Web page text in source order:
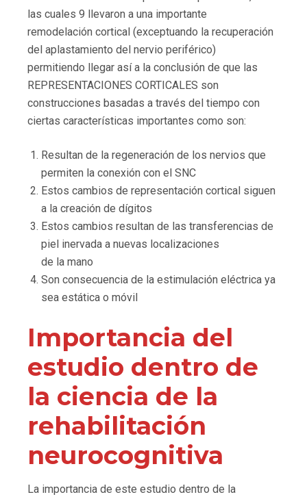
las cuales 9 llevaron a una importante
remodelación cortical (exceptuando la recuperación
del aplastamiento del nervio periférico)
permitiendo llegar así a la conclusión de que las
REPRESENTACIONES CORTICALES son
construcciones basadas a través del tiempo con
ciertas características importantes como son:
Resultan de la regeneración de los nervios que
permiten la conexión con el SNC
Estos cambios de representación cortical siguen
a la creación de dígitos
Estos cambios resultan de las transferencias de
piel inervada a nuevas localizaciones
de la mano
Son consecuencia de la estimulación eléctrica ya
sea estática o móvil
Importancia del
estudio dentro de
la ciencia de la
rehabilitación
neurocognitiva
La importancia de este estudio dentro de la